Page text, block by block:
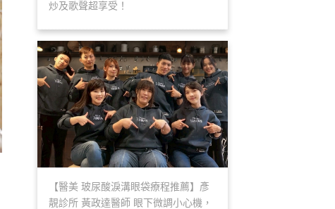
炒及歌聲超享受！
【醫美 玻尿酸淚溝眼袋療程推薦】彥
靚診所 黃政達醫師 眼下微調小心機，